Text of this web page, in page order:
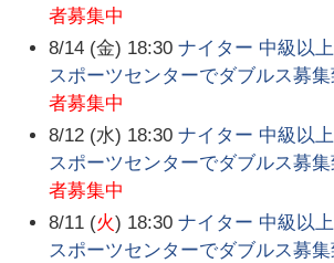
者募集中
8/14 (金) 18:30 ナイター 中級以
スポーツセンターでダブルス募集
者募集中
8/12 (水) 18:30 ナイター 中級以
スポーツセンターでダブルス募集
者募集中
8/11 (火) 18:30 ナイター 中級以
スポーツセンターでダブルス募集